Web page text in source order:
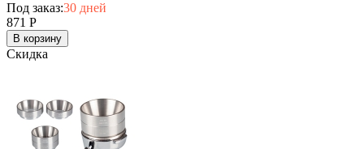
Под заказ:30 дней
871 Р
В корзину
Скидка